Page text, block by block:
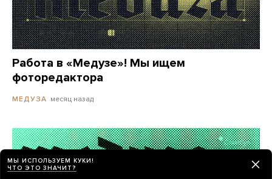
Работа в «Медузе»! Мы ищем
фоторедактора
МЕДУЗА месяц назад
МЫ ИСПОЛЬЗУЕМ КУКИ!
ЧТО ЭТО ЗНАЧИТ?